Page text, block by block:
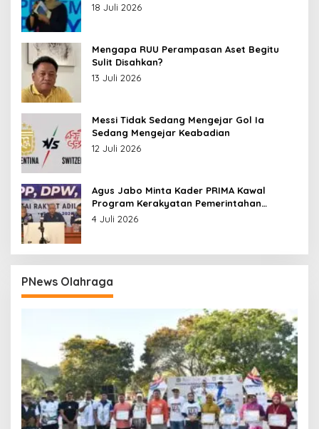
18 Juli 2026
Mengapa RUU Perampasan Aset Begitu
Sulit Disahkan?
13 Juli 2026
Messi Tidak Sedang Mengejar Gol Ia
Sedang Mengejar Keabadian
12 Juli 2026
Agus Jabo Minta Kader PRIMA Kawal
Program Kerakyatan Pemerintahan
Prabowo
4 Juli 2026
PNews Olahraga